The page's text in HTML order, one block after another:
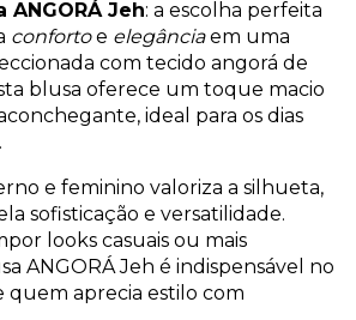
ANGORÁ Jeh: a escolha perfeita
confortoe elegânciaem uma
com tecido angorá de
blusa oferece um toque macio
ideal para os dias
e feminino valoriza a silhueta,
sofisticação e versatilidade.
looks casuais ou mais
ANGORÁ Jeh é indispensável no
aprecia estilo com